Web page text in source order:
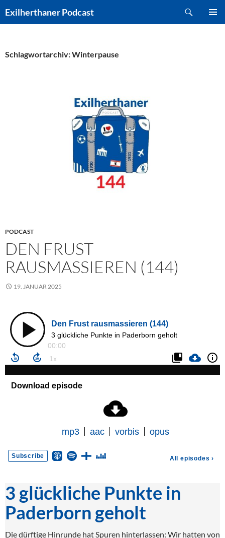
Inhalt
Exilherthaner Podcast
Schlagwortarchiv: Winterpause
PODCAST
DEN FRUST
RAUSMASSIEREN (144)
19. JANUAR 2025
3 glückliche Punkte in
Paderborn geholt
Die dürftige Hinrunde hat Spuren hinterlassen: Wir hatten von